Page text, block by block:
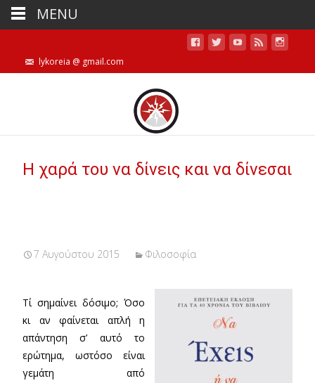
lykoreia @ gmail.com
Η χαρά του να δίνεις και να δίνεσαι
7 Αυγούστου 2015 Φιλοσοφία
Τί σημαίνει δόσιμο; Όσο
κι αν φαίνεται απλή η
απάντηση σ’ αυτό το
ερώτημα, ωστόσο είναι
γεμάτη από
MENU